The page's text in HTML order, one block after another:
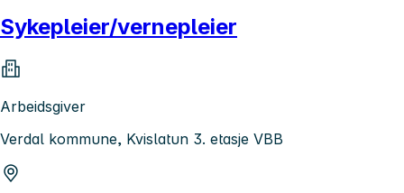
Sykepleier/vernepleier
Arbeidsgiver
Verdal kommune, Kvislatun 3. etasje VBB